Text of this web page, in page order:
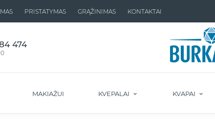
PRISTATYMAS GRĄŽINIMAS KONTAKTAI
474
MAKIAŽUI KVEPALAI KVAPAI